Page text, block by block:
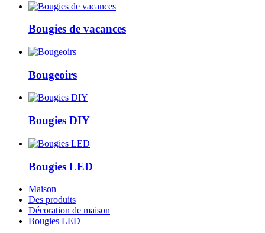
Bougies de vacances
Bougeoirs
Bougies DIY
Bougies LED
Maison
Des produits
Décoration de maison
Bougies LED